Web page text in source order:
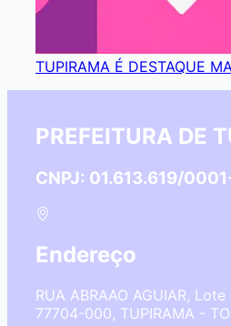
TUPIRAMA É DESTAQUE
PREFEITURA DE
CNPJ: 01.613.619/
Endereço
RUA ABRAAO AGUIAR,
77704-000, TUPIRAMA - TO